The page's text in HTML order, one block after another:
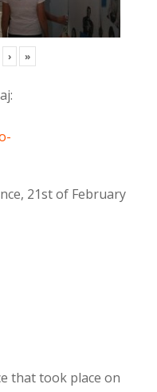
› »
21st of February
that took place on